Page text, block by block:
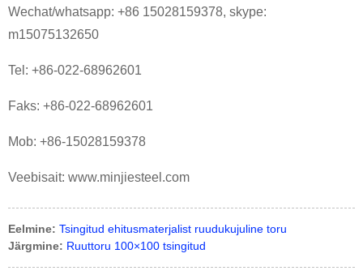
Wechat/whatsapp: +86 15028159378, skype:
m15075132650
Tel: +86-022-68962601
Faks: +86-022-68962601
Mob: +86-15028159378
Veebisait: www.minjiesteel.com
Eelmine: Tsingitud ehitusmaterjalist ruudukujuline toru
Järgmine: Ruuttoru 100×100 tsingitud